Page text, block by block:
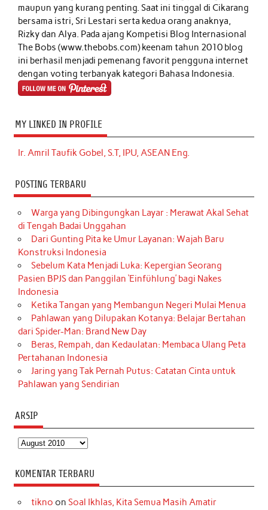
maupun yang kurang penting. Saat ini tinggal di Cikarang
bersama istri, Sri Lestari serta kedua orang anaknya,
Rizky dan Alya. Pada ajang Kompetisi Blog Internasional
The Bobs (www.thebobs.com) keenam tahun 2010 blog
ini berhasil menjadi pemenang favorit pengguna internet
dengan voting terbanyak kategori Bahasa Indonesia.
MY LINKED IN PROFILE
Ir. Amril Taufik Gobel, S.T, IPU, ASEAN Eng.
POSTING TERBARU
Warga yang Dibingungkan Layar : Merawat Akal Sehat
di Tengah Badai Unggahan
Dari Gunting Pita ke Umur Layanan: Wajah Baru
Konstruksi Indonesia
Sebelum Kata Menjadi Luka: Kepergian Seorang
Pasien BPJS dan Panggilan ‘Einfühlung’ bagi Nakes
Indonesia
Ketika Tangan yang Membangun Negeri Mulai Menua
Pahlawan yang Dilupakan Kotanya: Belajar Bertahan
dari Spider-Man: Brand New Day
Beras, Rempah, dan Kedaulatan: Membaca Ulang Peta
Pertahanan Indonesia
Jaring yang Tak Pernah Putus: Catatan Cinta untuk
Pahlawan yang Sendirian
ARSIP
Arsip
KOMENTAR TERBARU
tikno on Soal Ikhlas, Kita Semua Masih Amatir